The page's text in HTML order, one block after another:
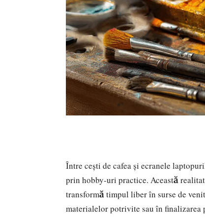
Între cești de cafea și ecranele
prin hobby-uri practice. Această
transformă timpul liber în surse de
materialelor potrivite sau în finalizarea